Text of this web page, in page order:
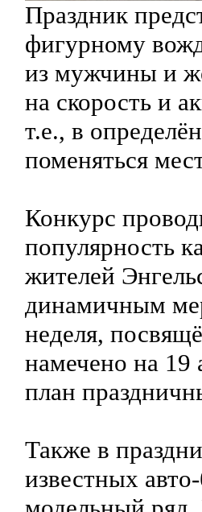
Праздник
фигурному
из мужчины и
на скорость и
т.е., в
поменяться
Конкурс
популярность
жителей
динамичным
неделя,
намечено на 19
план
Также в
известных